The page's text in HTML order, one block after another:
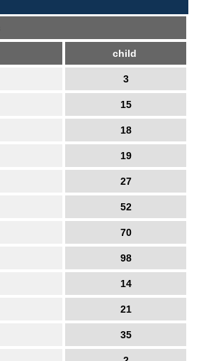
child
3
15
18
19
27
52
70
98
14
21
35